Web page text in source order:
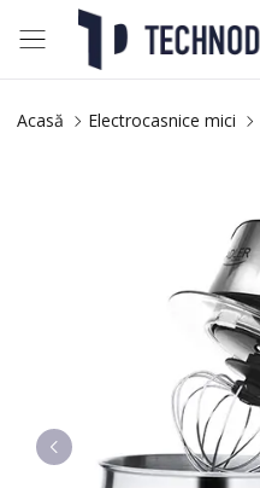
Acasă Electrocasnice mici